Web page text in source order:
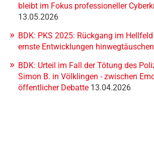
bleibt im Fokus professioneller
13.05.2026
BDK: PKS 2025: Rückgang im
ernste Entwicklungen hinwegtäuschen
BDK: Urteil im Fall der Tötung des
Simon B. in Völklingen - zwischen
öffentlicher Debatte 13.04.2026